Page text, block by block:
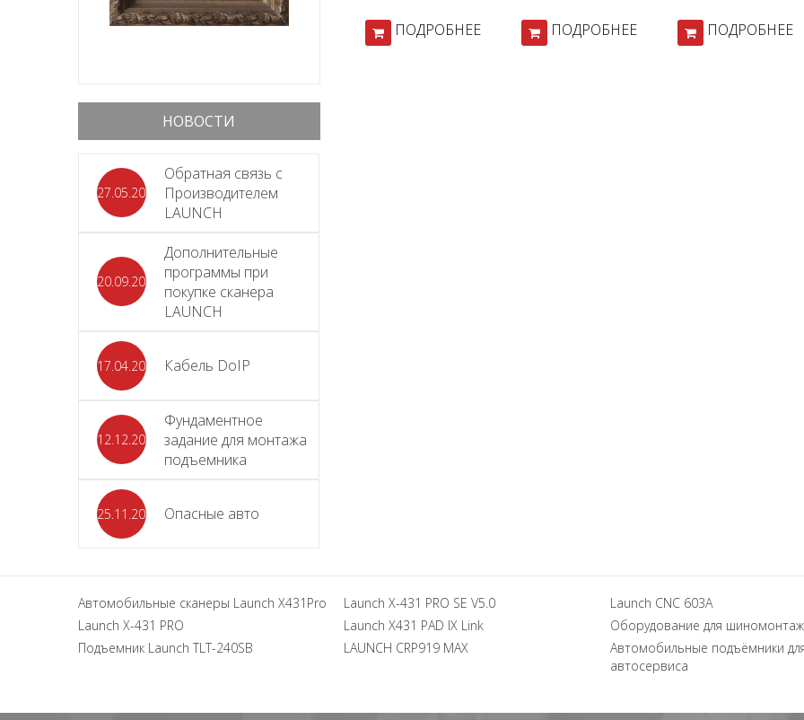
НОВОСТИ
27.05.2026
Обратная связь с
Производителем
LAUNCH
20.09.2025
Дополнительные
программы при
покупке сканера
LAUNCH
17.04.2024 Кабель DoIP
12.12.2023
Фундаментное
задание для монтажа
подъемника
25.11.2023 Опасные авто
ПОДРОБНЕЕ ПОДРОБНЕЕ ПОДРОБНЕЕ
Автомобильные сканеры Launch X431Pro Launch X-431 PRO SE V5.0 Launch CNC 603A
Launch X-431 PRO
Launch X431 PAD IX Link Оборудование для
Подъемник Launch TLT-240SB
LAUNCH CRP919 MAX
Автомобильные подъёмники
автосервиса